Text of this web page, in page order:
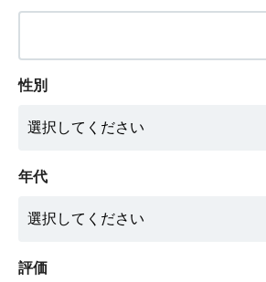
性別
年代
評価